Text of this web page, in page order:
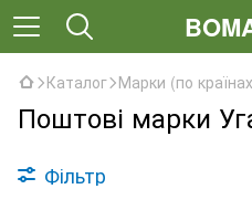
Каталог Марки (по
Поштові марки
Фільтр